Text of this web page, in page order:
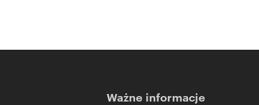
Ważne informacje